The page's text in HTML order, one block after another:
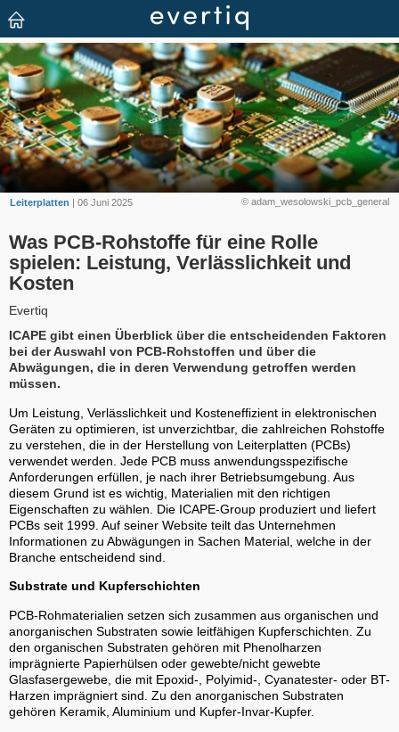
© adam_wesolowski_pcb_general
Leiterplatten | 06 Juni 2025
Was PCB-Rohstoffe für eine Rolle
spielen: Leistung, Verlässlichkeit und
Kosten
Evertiq
ICAPE gibt einen Überblick über die entscheidenden Faktoren
bei der Auswahl von PCB-Rohstoffen und über die
Abwägungen, die in deren Verwendung getroffen werden
müssen.
Um Leistung, Verlässlichkeit und Kosteneffizient in elektronischen
Geräten zu optimieren, ist unverzichtbar, die zahlreichen Rohstoffe
zu verstehen, die in der Herstellung von Leiterplatten (PCBs)
verwendet werden. Jede PCB muss anwendungsspezifische
Anforderungen erfüllen, je nach ihrer Betriebsumgebung. Aus
diesem Grund ist es wichtig, Materialien mit den richtigen
Eigenschaften zu wählen. Die ICAPE-Group produziert und liefert
PCBs seit 1999. Auf seiner Website teilt das Unternehmen
Informationen zu Abwägungen in Sachen Material, welche in der
Branche entscheidend sind.
Substrate und Kupferschichten
PCB-Rohmaterialien setzen sich zusammen aus organischen und
anorganischen Substraten sowie leitfähigen Kupferschichten. Zu
den organischen Substraten gehören mit Phenolharzen
imprägnierte Papierhülsen oder gewebte/nicht gewebte
Glasfasergewebe, die mit Epoxid-, Polyimid-, Cyanatester- oder BT-
Harzen imprägniert sind. Zu den anorganischen Substraten
gehören Keramik, Aluminium und Kupfer-Invar-Kupfer.